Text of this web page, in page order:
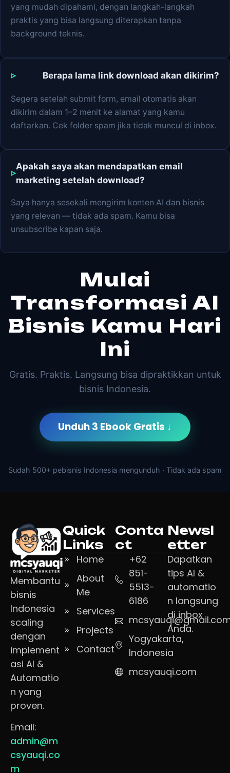
yang mudah dipahami, dengan langkah-langkah
praktis yang bisa langsung diterapkan tanpa
background teknis.
Berapa lama link download akan dikirim?
Segera setelah submit form, email otomatis akan
dikirim dalam 1–2 menit ke alamat yang kamu
daftarkan. Cek folder spam jika tidak muncul di inbox.
Apakah saya akan mendapatkan email
marketing setelah download?
Saya hanya sesekali mengirim konten AI dan bisnis
yang relevan — tidak ada spam. Kamu bisa
unsubscribe kapan saja.
Mulai
Transformasi AI
Bisnis Kamu Hari
Ini
Gratis. Praktis. Langsung bisa dipraktikkan untuk
bisnis Indonesia.
Unduh 3 Ebook Gratis ↓
Sudah 500+ pebisnis Indonesia mengunduh · Tidak ada spam
Membantu
bisnis
Indonesia
scaling
dengan
implement
asi AI &
Automatio
n yang
proven.
Email:
admin@m
csyauqi.co
m
Quick
Links
Home
About
Me
Services
Projects
Contact
Conta
ct
+62
851-
5513-
6186
Yogyakarta,
Indonesia
mcsyauqi.com
Newsl
etter
Dapatkan
tips AI &
automatio
n langsung
di inbox
Anda.